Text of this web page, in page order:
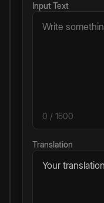
Input Text
0 / 1500
Translation
Your